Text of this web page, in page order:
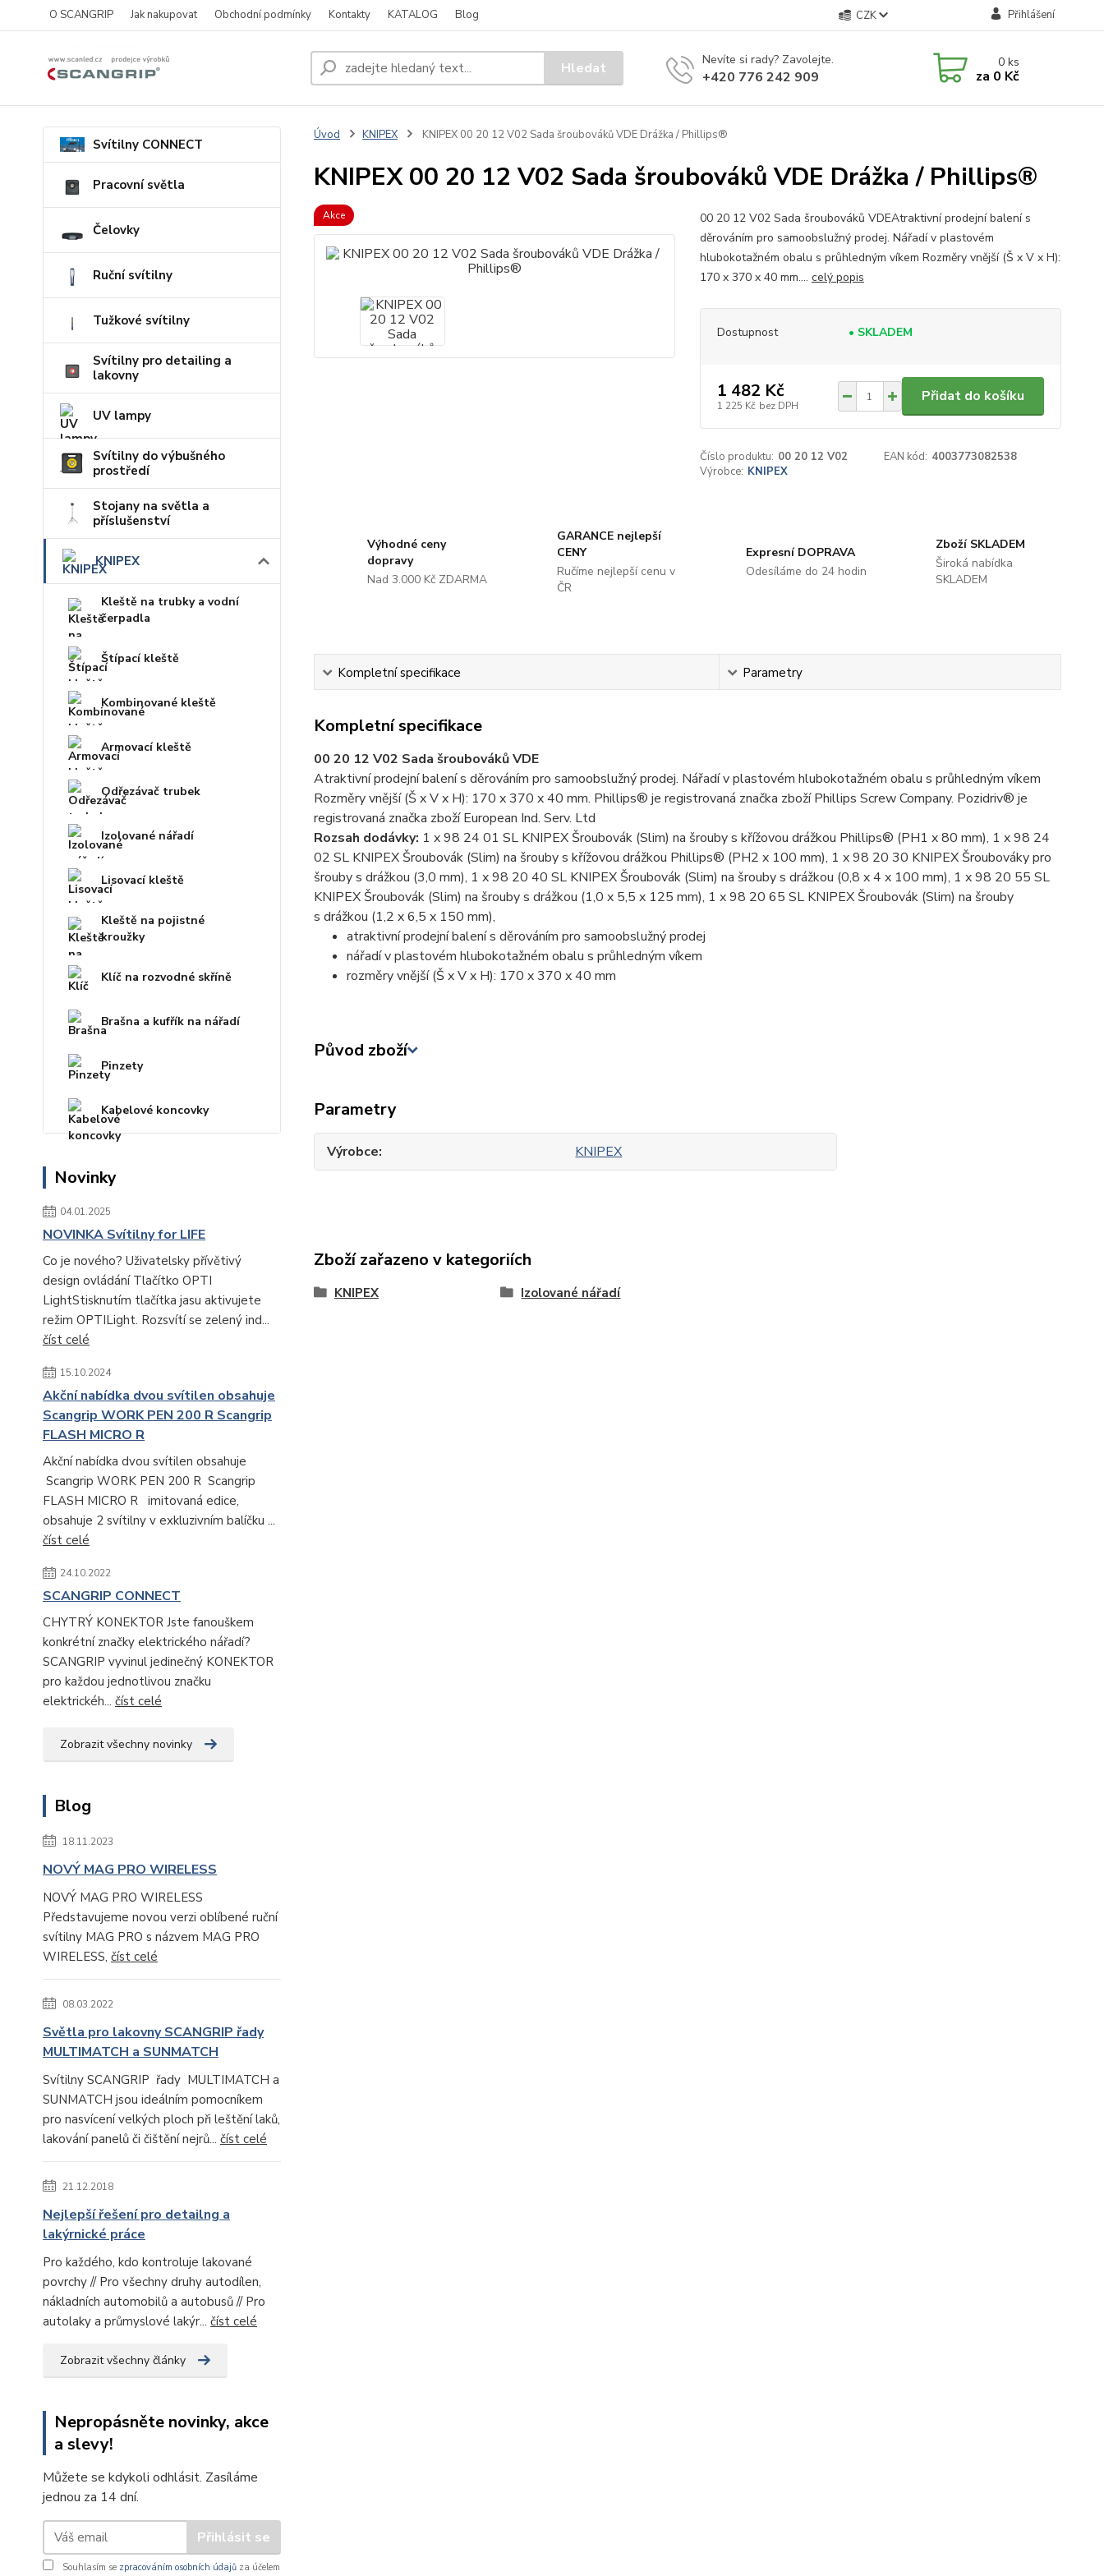
O SCANGRIP Jak nakupovat Obchodní podmínky Kontakty KATALOG Blog CZK Přihlášení
Hledat Nevíte si rady? Zavolejte.
+420 776 242 909
0ks
za 0 Kč
Svítilny CONNECT
Pracovní světla
Čelovky
Ruční svítilny
Tužkové svítilny
Svítilny pro detailing a
lakovny
UV lampy
Svítilny do výbušného
prostředí
Stojany na světla a
příslušenství
KNIPEX
Kleště na trubky a vodní
čerpadla
Štípací kleště
Kombinované kleště
Armovací kleště
Odřezávač trubek
Izolované nářadí
Lisovací kleště
Kleště na pojistné
kroužky
Klíč na rozvodné skříně
Brašna a kufřík na nářadí
Pinzety
Kabelové koncovky
Novinky
04.01.2025
NOVINKA Svítilny for LIFE
Co je nového? Uživatelsky přívětivý
design ovládání Tlačítko OPTI
LightStisknutím tlačítka jasu aktivujete
režim OPTILight. Rozsvítí se zelený ind...
číst celé
15.10.2024
Akční nabídka dvou svítilen obsahuje
Scangrip WORK PEN 200 R Scangrip
FLASH MICRO R
Akční nabídka dvou svítilen obsahuje
Scangrip WORK PEN 200 R Scangrip
FLASH MICRO R imitovaná edice,
obsahuje 2 svítilny v exkluzivním balíčku ...
číst celé
24.10.2022
SCANGRIP CONNECT
CHYTRÝ KONEKTOR Jste fanouškem
konkrétní značky elektrického nářadí?
SCANGRIP vyvinul jedinečný KONEKTOR
pro každou jednotlivou značku
elektrickéh... číst celé
Zobrazit všechny novinky
Blog
18.11.2023
NOVÝ MAG PRO WIRELESS
NOVÝ MAG PRO WIRELESS
Představujeme novou verzi oblíbené ruční
svítilny MAG PRO s názvem MAG PRO
WIRELESS, číst celé
08.03.2022
Světla pro lakovny SCANGRIP řady
MULTIMATCH a SUNMATCH
Svítilny SCANGRIP řady MULTIMATCH a
SUNMATCH jsou ideálním pomocníkem
pro nasvícení velkých ploch při leštění laků,
lakování panelů či čištění nejrů... číst celé
21.12.2018
Nejlepší řešení pro detailng a
lakýrnické práce
Pro každého, kdo kontroluje lakované
povrchy // Pro všechny druhy autodílen,
nákladních automobilů a autobusů // Pro
autolaky a průmyslové lakýr... číst celé
Zobrazit všechny články
Nepropásněte novinky, akce
a slevy!
Můžete se kdykoli odhlásit. Zasíláme
jednou za 14 dní.
Přihlásit se
Souhlasím se zpracováním osobních údajů za účelem
Úvod KNIPEX KNIPEX 00 20 12 V02 Sada šroubováků VDE Drážka / Phillips®
KNIPEX 00 20 12 V02 Sada šroubováků VDE Drážka / Phillips®
Akce
00 20 12 V02 Sada šroubováků VDEAtraktivní prodejní balení s
děrováním pro samoobslužný prodej. Nářadí v plastovém
hlubokotažném obalu s průhledným víkem Rozměry vnější (Š x V x H):
170 x 370 x 40 mm.... celý popis
Dostupnost • SKLADEM
1 482 Kč
1 225 Kč bez DPH
Přidat do košíku
Číslo produktu: 00 20 12 V02 EAN kód: 4003773082538
Výrobce: KNIPEX
Výhodné ceny
dopravy
Nad 3.000 Kč ZDARMA
GARANCE nejlepší
CENY
Ručíme nejlepší cenu v
ČR
Expresní DOPRAVA
Odesíláme do 24 hodin
Zboží SKLADEM
Široká nabídka
SKLADEM
Kompletní specifikace Parametry
Kompletní specifikace
00 20 12 V02 Sada šroubováků VDE
Atraktivní prodejní balení s děrováním pro samoobslužný prodej. Nářadí v plastovém hlubokotažném obalu s průhledným víkem
Rozměry vnější (Š x V x H): 170 x 370 x 40 mm. Phillips® je registrovaná značka zboží Phillips Screw Company. Pozidriv® je
registrovaná značka zboží European Ind. Serv. Ltd
Rozsah dodávky: 1 x 98 24 01 SL KNIPEX Šroubovák (Slim) na šrouby s křížovou drážkou Phillips® (PH1 x 80 mm), 1 x 98 24
02 SL KNIPEX Šroubovák (Slim) na šrouby s křížovou drážkou Phillips® (PH2 x 100 mm), 1 x 98 20 30 KNIPEX Šroubováky pro
šrouby s drážkou (3,0 mm), 1 x 98 20 40 SL KNIPEX Šroubovák (Slim) na šrouby s drážkou (0,8 x 4 x 100 mm), 1 x 98 20 55 SL
KNIPEX Šroubovák (Slim) na šrouby s drážkou (1,0 x 5,5 x 125 mm), 1 x 98 20 65 SL KNIPEX Šroubovák (Slim) na šrouby
s drážkou (1,2 x 6,5 x 150 mm),
atraktivní prodejní balení s děrováním pro samoobslužný prodej
nářadí v plastovém hlubokotažném obalu s průhledným víkem
rozměry vnější (Š x V x H): 170 x 370 x 40 mm
Původ zboží
Parametry
Výrobce KNIPEX
Zboží zařazeno v kategoriích
KNIPEX Izolované nářadí